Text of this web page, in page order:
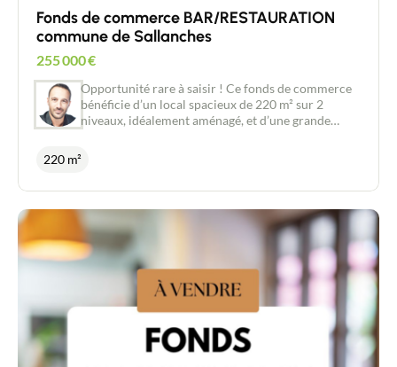
Fonds de commerce BAR/RESTAURATION
commune de Sallanches
255 000€
Opportunité rare à saisir ! Ce fonds de commerce
bénéficie d’un local spacieux de 220 m² sur 2
niveaux, idéalement aménagé, et d’une grande
idéale pour accueillir une clientèle estivale et
profiter du cadre exceptionnel. Activités variées :
Bar, débit de boissons, brasserie et restauration,
pour diversifier les revenus. Parking gratuit à
proximité : Facilité d’accès pour votre clientèle.
Points forts supplémentaires : Clientèle fidèle et
régulière grâce à son emplacement stratégique,
proche des commerces. Un bail commercial 3.6.9
est en cours au loyer de 2000 €HC. Prix du fonds
220 m²